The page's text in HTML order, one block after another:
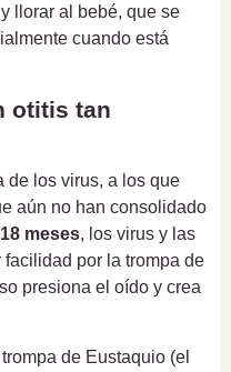
llorar al bebé, que se
cuando está
otitis tan
de los virus, a los que
aún no han consolidado
meses, los virus y las
por la trompa de
presiona el oído y crea
de Eustaquio (el